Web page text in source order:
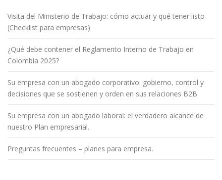
Visita del Ministerio de Trabajo: cómo actuar y qué tener listo
(Checklist para empresas)
¿Qué debe contener el Reglamento Interno de Trabajo en
Colombia 2025?
Su empresa con un abogado corporativo: gobierno, control y
decisiones que se sostienen y orden en sus relaciones B2B
Su empresa con un abogado laboral: el verdadero alcance de
nuestro Plan empresarial.
Preguntas frecuentes – planes para empresa.